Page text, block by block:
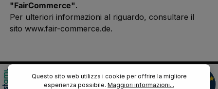
"FairCommerce".
Per ulteriori informazioni al riguardo, consultare il
sito www.fair-commerce.de.
Questo sito web utilizza i cookie per offrire la migliore
esperienza possibile. Maggiori informazioni...